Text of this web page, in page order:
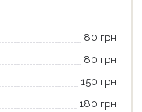
80 грн
80 грн
150 грн
180 грн